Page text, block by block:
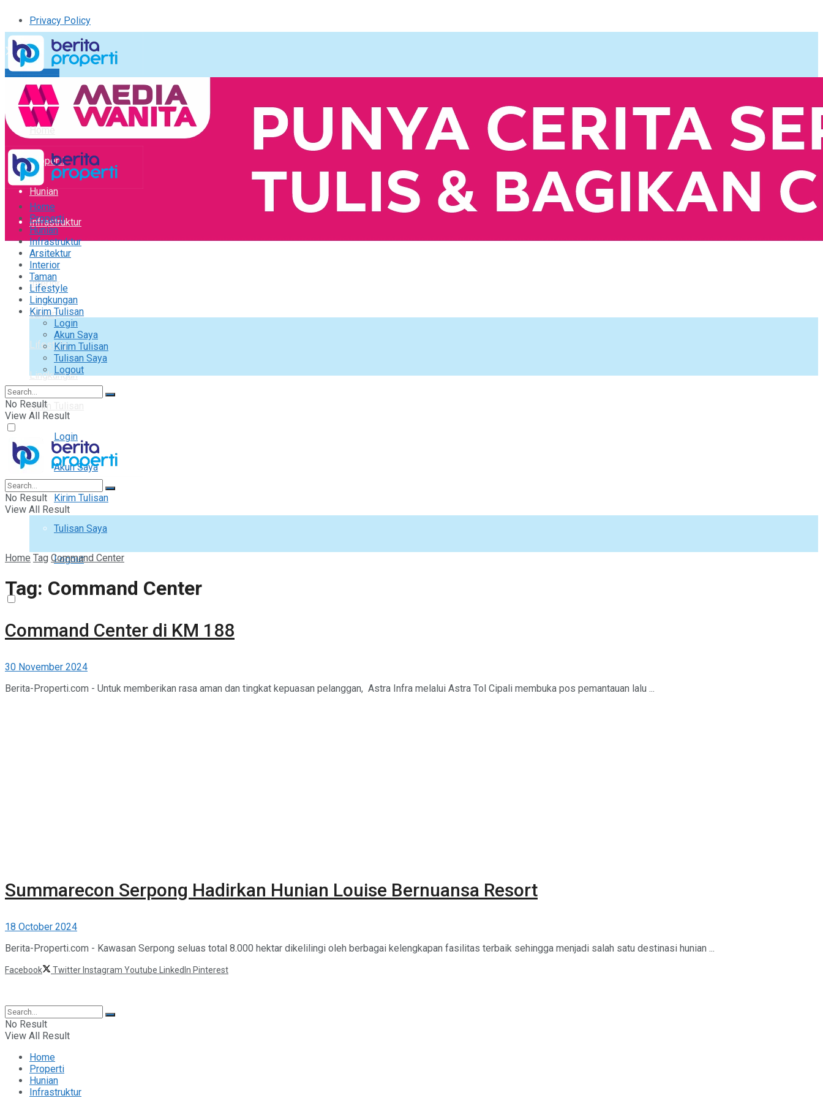
Privacy Policy
Kirim Tulisan
Tulisan Saya
Logout
Home
Properti
Hunian
Infrastruktur
Arsitektur
Interior
Taman
Lifestyle
Lingkungan
Kirim Tulisan
Login
Akun Saya
Kirim Tulisan
Tulisan Saya
Logout
Home
Properti
Hunian
Infrastruktur
Arsitektur
Interior
Taman
Lifestyle
Lingkungan
Kirim Tulisan
Login
Akun Saya
Kirim Tulisan
Tulisan Saya
Logout
No Result
View All Result
No Result
View All Result
Home Tag Command Center
Tag: Command Center
Command Center di KM 188
30 November 2024
Berita-Properti.com - Untuk memberikan rasa aman dan tingkat kepuasan pelanggan, Astra Infra melalui Astra Tol Cipali membuka pos pemantauan lalu ...
Summarecon Serpong Hadirkan Hunian Louise Bernuansa Resort
18 October 2024
Berita-Properti.com - Kawasan Serpong seluas total 8.000 hektar dikelilingi oleh berbagai kelengkapan fasilitas terbaik sehingga menjadi salah satu destinasi hunian ...
Facebook Twitter Instagram Youtube LinkedIn Pinterest
No Result
View All Result
Home
Properti
Hunian
Infrastruktur